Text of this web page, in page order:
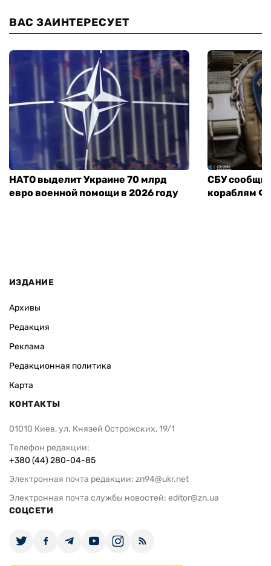
ВАС ЗАИНТЕРЕСУЕТ
НАТО выделит Украине 70 млрд
евро военной помощи в 2026 году
СБУ
кораблям
ИЗДАНИЕ
Архивы
Редакция
Реклама
Редакционная политика
Карта
КОНТАКТЫ
01010 Киев, ул. Князей Острожских, 19/1
Телефон редакции:
+380 (44) 280-04-85
Электронная почта редакции: zn94@ukr.net
Электронная почта службы новостей: editor@zn.ua
СОЦСЕТИ